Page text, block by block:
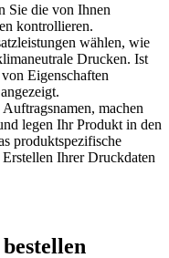
Sie die von Ihnen
kontrollieren.
wählen, wie
Drucken. Ist
Eigenschaften
machen
legen Ihr Produkt in den
produktspezifische
Ihrer Druckdaten